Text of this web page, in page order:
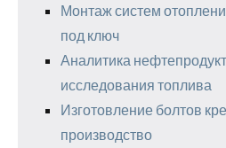
Монтаж систем
под ключ
Аналитика
исследования топлива
Изготовление болтов
производство